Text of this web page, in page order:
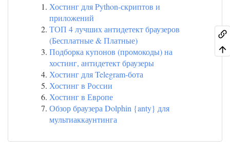
Хостинг для Python-скриптов и
приложений
ТОП 4 лучших антидетект браузеров
(Бесплатные & Платные)
Подборка купонов (промокоды) на
хостинг, антидетект браузеры
Хостинг для Telegram-бота
Хостинг в России
Хостинг в Европе
Обзор браузера Dolphin {anty} для
мультиаккаунтинга